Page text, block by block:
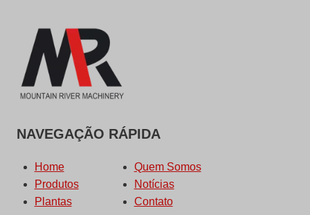
NAVEGAÇÃO RÁPIDA
Home
Quem Somos
Produtos
Notícias
Plantas
Contato